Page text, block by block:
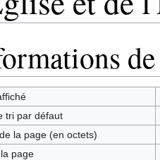
de
tri par défaut
la page (en octets)
page